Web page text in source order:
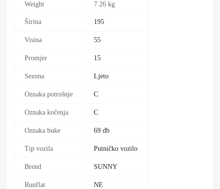
Weight 7.26 kg
Širina 195
Visina 55
Promjer 15
Sezona Ljeto
Oznaka potrošnje C
Oznaka kočenja C
Oznaka buke 69 db
Tip vozila Putničko vozilo
Brend SUNNY
Runflat NE